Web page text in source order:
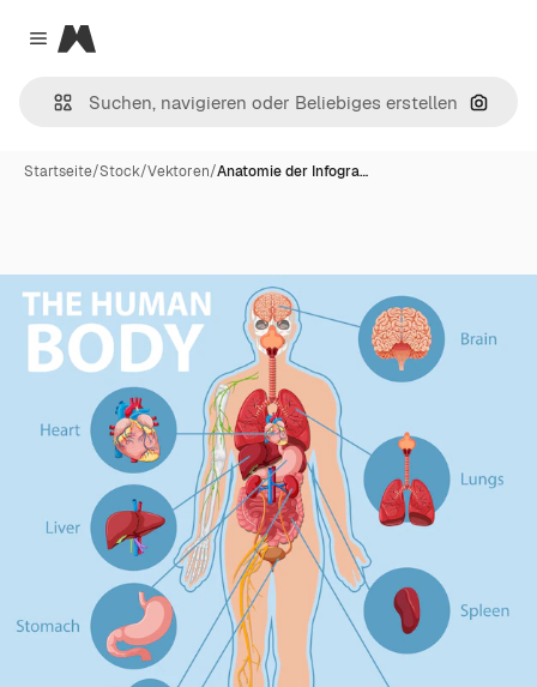
Close menu
Magnific
Nach
Startseite/Stock/Vektoren/Anatomie der Infogra…